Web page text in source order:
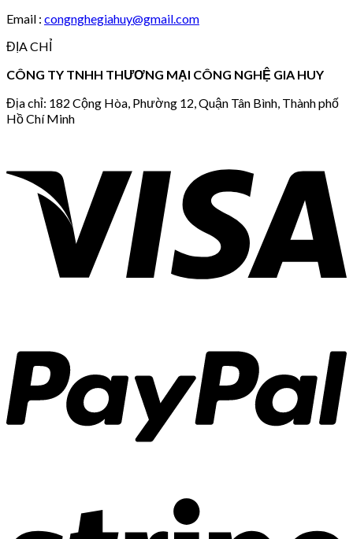
Email : congnghegiahuy@gmail.com
ĐỊA CHỈ
CÔNG TY TNHH THƯƠNG MẠI CÔNG NGHỆ GIA HUY
Địa chỉ: 182 Cộng Hòa, Phường 12, Quận Tân Bình, Thành phố
Hồ Chí Minh